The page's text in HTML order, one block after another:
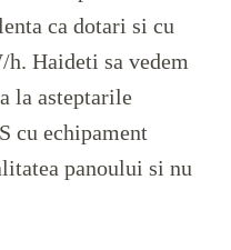
ca dotari si cu
h. Haideti sa vedem
la asteptarile
cu echipament
panoului si nu